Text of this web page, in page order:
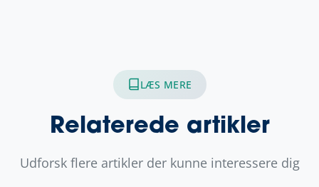
LÆS MERE
Relaterede artikler
Udforsk flere artikler der kunne interessere dig